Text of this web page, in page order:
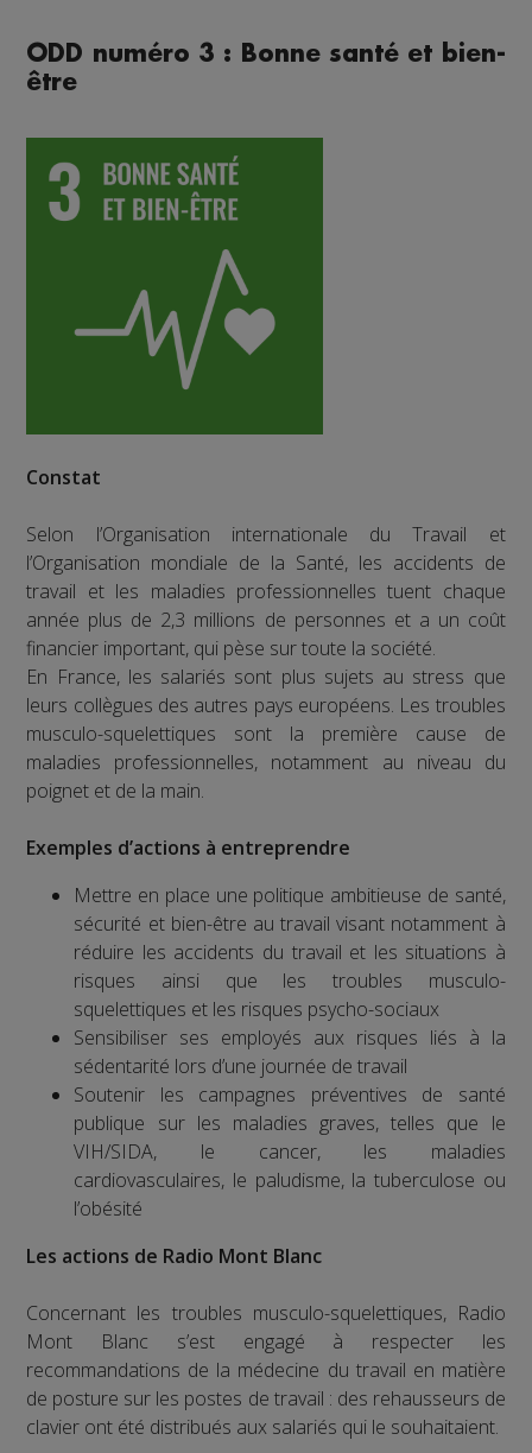
ODD numéro 3 : Bonne santé et bien-
être
Constat
Selon l’Organisation internationale du Travail et
l’Organisation mondiale de la Santé, les accidents de
travail et les maladies professionnelles tuent chaque
année plus de 2,3 millions de personnes et a un coût
financier important, qui pèse sur toute la société.
En France, les salariés sont plus sujets au stress que
leurs collègues des autres pays européens. Les troubles
musculo-squelettiques sont la première cause de
maladies professionnelles, notamment au niveau du
poignet et de la main.
Exemples d’actions à entreprendre
Mettre en place une politique ambitieuse de santé,
sécurité et bien-être au travail visant notamment à
réduire les accidents du travail et les situations à
risques ainsi que les troubles musculo-
squelettiques et les risques psycho-sociaux
Sensibiliser ses employés aux risques liés à la
sédentarité lors d’une journée de travail
Soutenir les campagnes préventives de santé
publique sur les maladies graves, telles que le
VIH/SIDA, le cancer, les maladies
cardiovasculaires, le paludisme, la tuberculose ou
l’obésité
Les actions de Radio Mont Blanc
Concernant les troubles musculo-squelettiques, Radio
Mont Blanc s’est engagé à respecter les
recommandations de la médecine du travail en matière
de posture sur les postes de travail : des rehausseurs de
clavier ont été distribués aux salariés qui le souhaitaient.